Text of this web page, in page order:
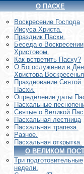
О ПАСХЕ
Воскреcение Господа
Иисуса Христа.
Праздник Пасхи.
Беседа о Воскресении
Христовом.
Как встретить Пасху?
О Богослужении в
Христова
Празднование Святой
Пасхи.
Определение даты
Пасхальные
Святые о Великой
Пасхальная лестница
Пасхальная трапеза.
Разное.
Пасхальная открытка.
О ВЕЛИКОМ
Три подготовительные
недели.